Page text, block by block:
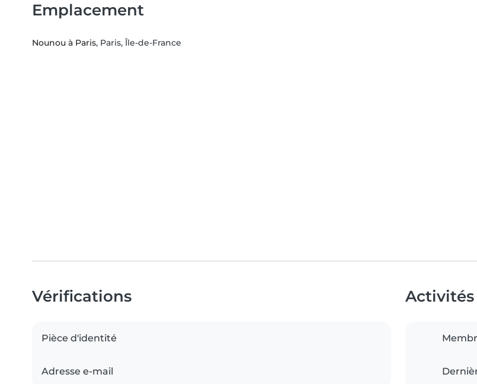
Emplacement
Nounou à Paris, Paris, Île-de-France
Vérifications
Pièce d'identité
Adresse e-mail
Activités